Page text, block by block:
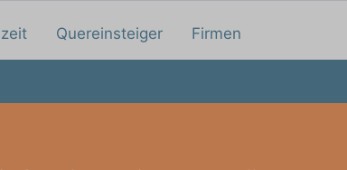
Quereinsteiger Firmen